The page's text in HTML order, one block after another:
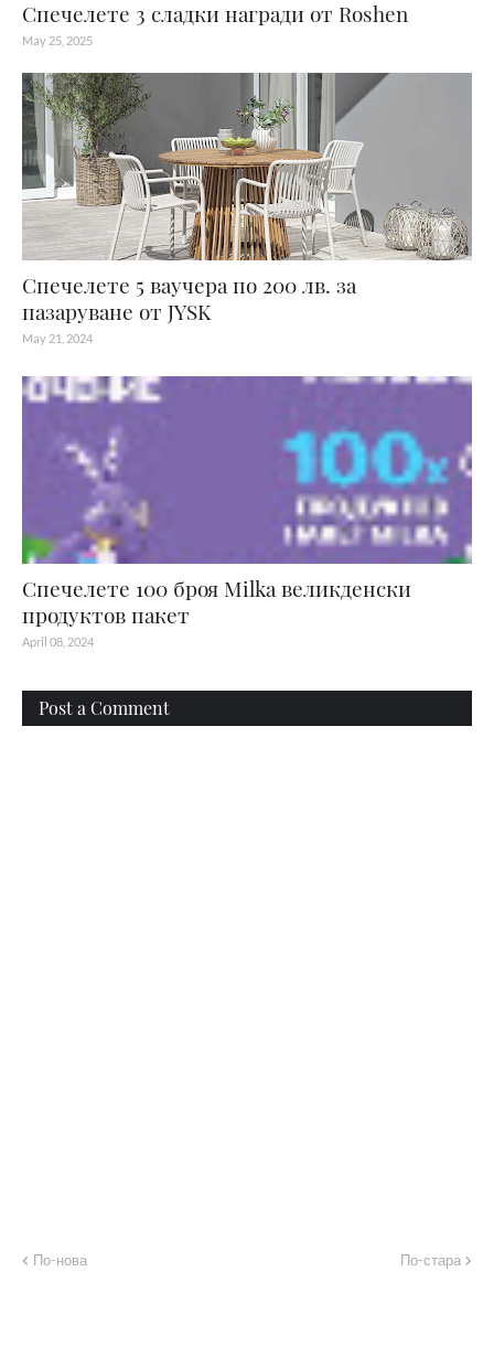
Спечелете 3 сладки награди от Roshen
May 25, 2025
Спечелете 5 ваучера по 200 лв. за
пазаруване от JYSK
May 21, 2024
Спечелете 100 броя Мilka великденски
продуктов пакет
April 08, 2024
Post a Comment
По-нова По-стара